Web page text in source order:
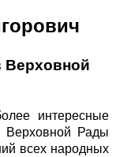
Верховной
интересные
Верховной Рады
всех народных